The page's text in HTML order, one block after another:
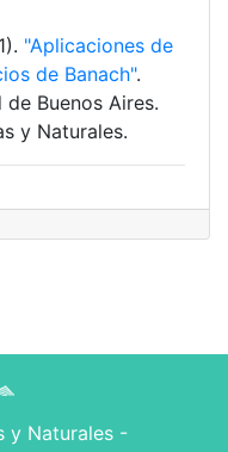
"Aplicaciones de
de Banach".
Buenos Aires.
y Naturales.
y Naturales -